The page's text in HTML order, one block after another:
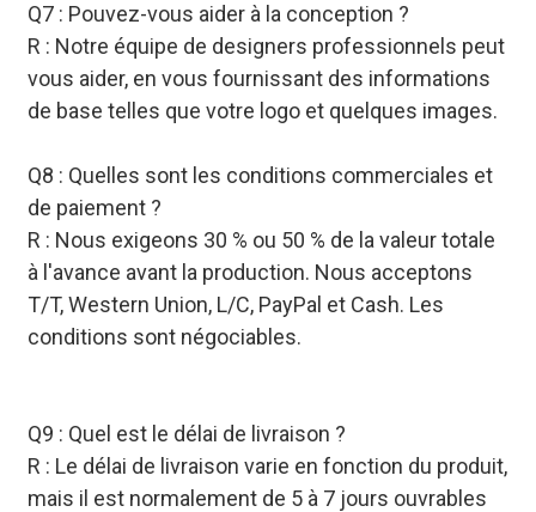
Q7 : Pouvez-vous aider à la conception ?
R : Notre équipe de designers professionnels peut
vous aider, en vous fournissant des informations
de base telles que votre logo et quelques images.
Q8 : Quelles sont les conditions commerciales et
de paiement ?
R : Nous exigeons 30 % ou 50 % de la valeur totale
à l'avance avant la production. Nous acceptons
T/T, Western Union, L/C, PayPal et Cash. Les
conditions sont négociables.
Q9 : Quel est le délai de livraison ?
R : Le délai de livraison varie en fonction du produit,
mais il est normalement de 5 à 7 jours ouvrables